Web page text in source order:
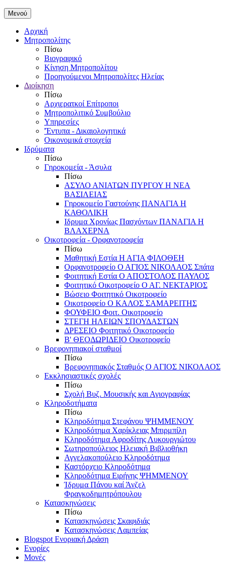
Μενού
Αρχική
Μητροπολίτης
Πίσω
Βιογραφικό
Κίνηση Μητροπολίτου
Προηγούμενοι Μητροπολίτες Ηλείας
Διοίκηση
Πίσω
Αρχιερατκοί Επίτροποι
Μητροπολιτικό Συμβούλιο
Υπηρεσίες
'Έντυπα - Δικαιολογητικά
Οικονομικά στοιχεία
Ιδρύματα
Πίσω
Γηροκομεία - Άσυλα
Πίσω
ΑΣΥΛΟ ΑΝΙΑΤΩΝ ΠΥΡΓΟΥ Η ΝΕΑ
ΒΑΣΙΛΕΙΑΣ
Γηροκομείο Γαστούνης ΠΑΝΑΓΙΑ Η
ΚΑΘΟΛΙΚΗ
Ιδρυμα Χρονίως Πασχόντων ΠΑΝΑΓΙΑ Η
ΒΛΑΧΕΡΝΑ
Οικοτροφεία - Ορφανοτροφεία
Πίσω
Μαθητική Εστία Η ΑΓΙΑ ΦΙΛΟΘΕΗ
Ορφανοτροφείο Ο ΑΓΙΟΣ ΝΙΚΟΛΑΟΣ Σπάτα
Φοιτητική Εστία Ο ΑΠΟΣΤΟΛΟΣ ΠΑΥΛΟΣ
Φοιτητικό Οικοτροφείο Ο ΑΓ. ΝΕΚΤΑΡΙΟΣ
Βώσειο Φοιτητικό Οικοτροφείο
Οικοτροφείο Ο ΚΑΛΟΣ ΣΑΜΑΡΕΙΤΗΣ
ΦΟΥΦΕΙΟ Φοιτ. Οικοτροφείο
ΣΤΕΓΗ ΗΛΕΙΩΝ ΣΠΟΥΔΑΣΤΩΝ
ΔΡΕΣΕΙΟ Φοιτητικό Οικοτροφείο
Β' ΘΕΟΔΩΡΙΔΕΙΟ Οικοτροφείο
Βρεφονηπιακοί σταθμοί
Πίσω
Βρεφονηπιακός Σταθμός Ο ΑΓΙΟΣ ΝΙΚΟΛΑΟΣ
Εκκλησιαστικές σχολές
Πίσω
Σχολή Βυζ. Μουσικής και Αγιογραφίας
Κληροδοτήματα
Πίσω
Κληροδότημα Στεφάνου ΨΗΜΜΕΝΟΥ
Κληροδότημα Χαρίκλειας Μπιρμπίλη
Κληροδότημα Αφροδίτης Λυκουργιώτου
Σωτηροπούλειος Ηλειακή Βιβλιοθήκη
Αγγελακοπούλειο Κληροδότημα
Καστόρχειο Κληροδότημα
Κληροδότημα Ειρήνης ΨΗΜΜΕΝΟΥ
Ίδρυμα Πάνου καί Άνζελ
Φραγκοδημητρόπουλου
Κατασκηνώσεις
Πίσω
Κατασκηνώσεις Σκαφιδιάς
Κατασκηνώσεις Λαμπείας
Blogspot Ενοριακή Δράση
Ενορίες
Μονές